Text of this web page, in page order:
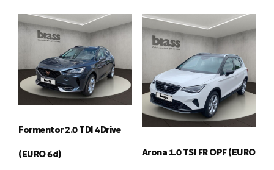
Formentor 2.0 TDI 4Drive
(EURO 6d) Arona 1.0 TSI FR OPF (EURO